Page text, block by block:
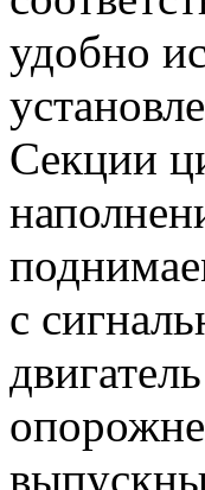
удобно
Секции
с